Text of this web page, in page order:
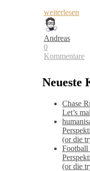
weiterlesen
Andreas
0
Kommentare
Neueste
Chase
Let’s
(or die
Football
(or die